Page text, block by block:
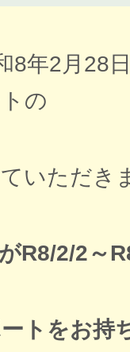
8年2月28
の
いただき
がR8/2/2～
お持ち